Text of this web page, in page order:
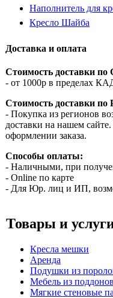
Наполнитель для
Кресло Шайба
Доставка и оплата
Стоимость доставки по
- от 1000р в пределах
Стоимость доставки по
- Покупка из регионов
доставки на нашем
оформлении заказа.
Способы оплаты:
- Наличными, при
- Online по карте
- Для Юр. лиц и ИП,
Товары и
Кресла мешки
Аренда
Подушки из
Мебель из поддонов
Мягкие стеновые